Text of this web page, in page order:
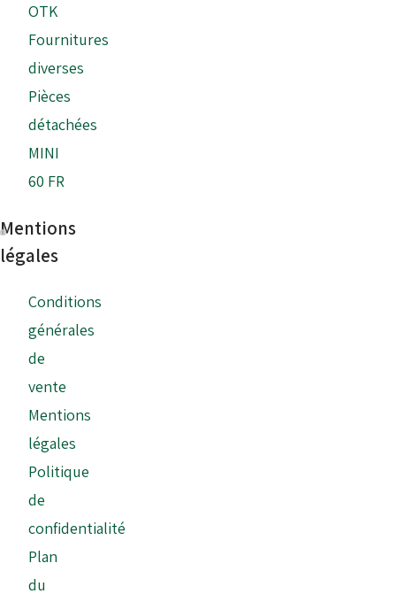
OTK
Fournitures
diverses
Pièces
détachées
MINI
60 FR
Mentions
légales
Conditions
générales
de
vente
Mentions
légales
Politique
de
confidentialité
Plan
du